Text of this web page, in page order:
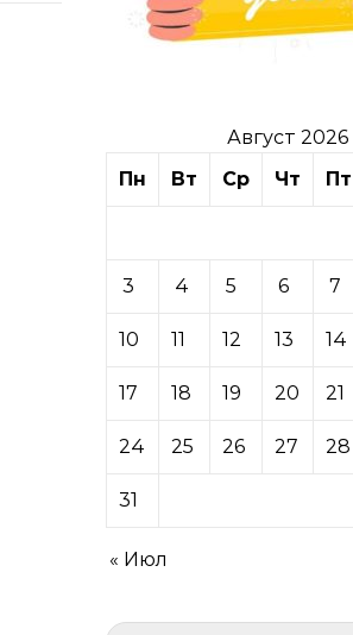
Август 2026
Пн
Вт Ср Чт Пт
3 4 5 6 7
10 11 12 13 14
17 18 19 20 21
24 25 26 27 28
31
« Июл